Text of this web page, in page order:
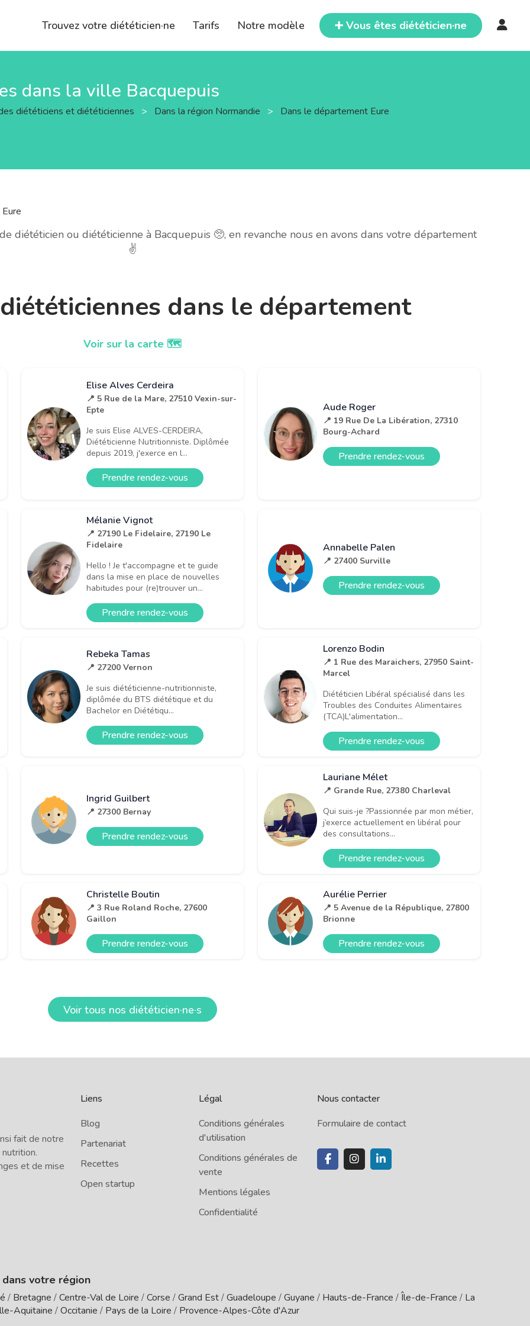
Trouvez votre diététicien·ne Tarifs Notre modèle ➕ Vous êtes diététicien·ne
dans la ville Bacquepuis
diététiciens et diététiciennes > Dans la région Normandie > Dans le département Eure
Eure
diététicien ou diététicienne à Bacquepuis 🥺, en revanche nous en avons dans votre département
✌️
dans le département
Voir sur la carte 🗺️
Elise Alves Cerdeira
📍 5 Rue de la Mare, 27510 Vexin-sur-
Epte
Je suis Elise ALVES-CERDEIRA,
Diététicienne Nutritionniste. Diplômée
depuis 2019, j'exerce en l...
Prendre rendez-vous
Aude Roger
📍 19 Rue De La Libération, 27310
Bourg-Achard
Prendre rendez-vous
Mélanie Vignot
📍 27190 Le Fidelaire, 27190 Le
Fidelaire
Hello ! Je t'accompagne et te guide
dans la mise en place de nouvelles
habitudes pour (re)trouver un...
Prendre rendez-vous
Annabelle Palen
📍 27400 Surville
Prendre rendez-vous
Rebeka Tamas
📍 27200 Vernon
Je suis diététicienne-nutritionniste,
diplômée du BTS diététique et du
Bachelor en Diététiqu...
Prendre rendez-vous
Lorenzo Bodin
📍 1 Rue des Maraichers, 27950 Saint-
Marcel
Diététicien Libéral spécialisé dans les
Troubles des Conduites Alimentaires
(TCA)L'alimentation...
Prendre rendez-vous
Ingrid Guilbert
📍 27300 Bernay
Prendre rendez-vous
Lauriane Mélet
📍 Grande Rue, 27380 Charleval
Qui suis-je ?Passionnée par mon métier,
j’exerce actuellement en libéral pour
des consultations...
Prendre rendez-vous
Christelle Boutin
📍 3 Rue Roland Roche, 27600
Gaillon
Prendre rendez-vous
Aurélie Perrier
📍 5 Avenue de la République, 27800
Brionne
Prendre rendez-vous
Voir tous nos diététicien·ne·s
fait de notre
nutrition.
et de mise
Liens
Blog
Partenariat
Recettes
Open startup
Légal
Conditions générales
d'utilisation
Conditions générales de
vente
Mentions légales
Confidentialité
Nous contacter
Formulaire de contact
votre région
/ Bretagne /Centre-Val de Loire /Corse /Grand Est/Guadeloupe /Guyane / Hauts-de-France /Île-de-France / La
Aquitaine /Occitanie / Pays de la Loire / Provence-Alpes-Côte d'Azur